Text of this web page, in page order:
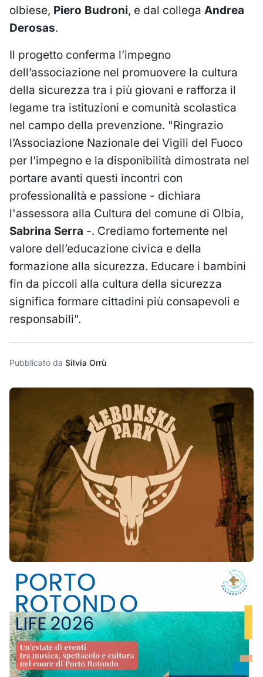
olbiese, Piero Budroni, e dal collega Andrea
Derosas.
Il progetto conferma l’impegno
dell’associazione nel promuovere la cultura
della sicurezza tra i più giovani e rafforza il
legame tra istituzioni e comunità scolastica
nel campo della prevenzione. "Ringrazio
l’Associazione Nazionale dei Vigili del Fuoco
per l’impegno e la disponibilità dimostrata nel
portare avanti questi incontri con
professionalità e passione - dichiara
l'assessora alla Cultura del comune di Olbia,
Sabrina Serra -. Crediamo fortemente nel
valore dell’educazione civica e della
formazione alla sicurezza. Educare i bambini
fin da piccoli alla cultura della sicurezza
significa formare cittadini più consapevoli e
responsabili".
Pubblicato da Silvia Orrù